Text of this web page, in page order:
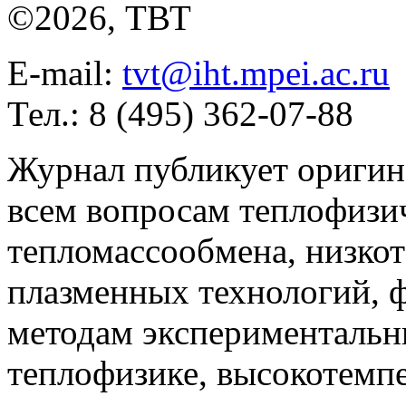
©2026, ТВТ
E-mail: tvt@iht.mpei.ac.ru
Тел.: 8 (495) 362-07-88
Журнал публикует
всем вопросам
тепломассообмена,
плазменных технологий,
методам
теплофизике,